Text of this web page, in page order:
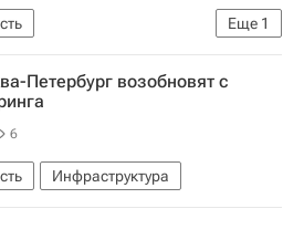
Еще 1
Петербург возобновят с
6
Инфраструктура